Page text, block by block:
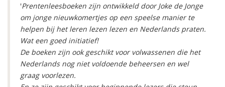
'Prentenleesboeken zijn ontwikkeld door Joke de Jonge
om jonge nieuwkomertjes op een speelse manier te
helpen bij het leren lezen lezen en Nederlands praten.
Wat een goed initiatief!
De boeken zijn ook geschikt voor volwassenen die het
Nederlands nog niet voldoende beheersen en wel
graag voorlezen.